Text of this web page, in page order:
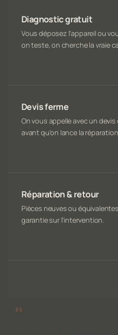
Diagnostic gratuit
Vous déposez l'appareil ou
on teste, on cherche la vraie
Devis ferme
On vous appelle avec un
avant qu'on lance la
Réparation & retour
Pièces neuves ou
garantie sur l'intervention.